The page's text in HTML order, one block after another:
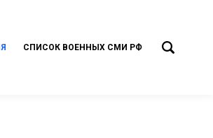
СПИСОК ВОЕННЫХ СМИ РФ